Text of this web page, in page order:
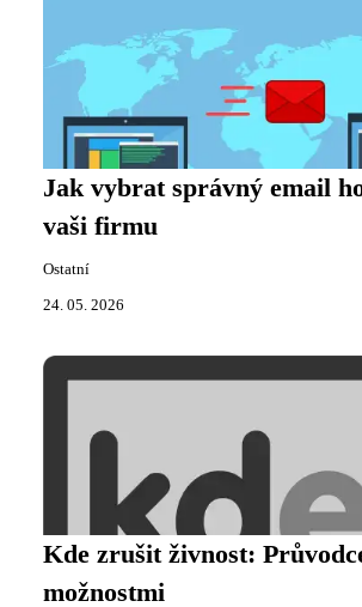
Jak vybrat správný email
vaši firmu
Ostatní
24. 05. 2026
Kde zrušit živnost:
možnostmi